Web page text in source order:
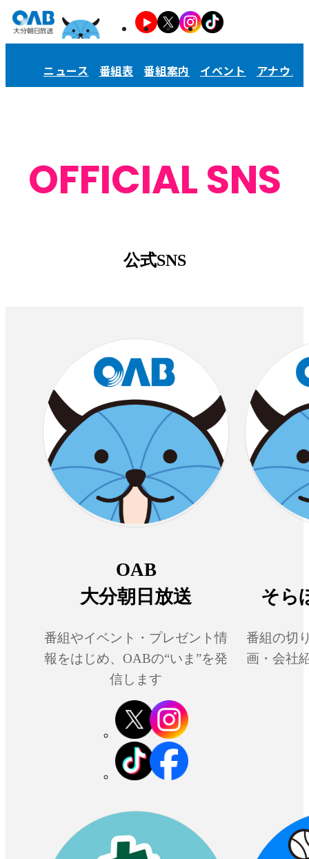
ニュース 番組表 番組案内 イベント アナウン
OFFICIAL SNS
公式SNS
OAB
大分朝日放送
番組やイベント・プレゼント情
報をはじめ、OABの“いま”を発
信します
そら
番組の切
画・会社